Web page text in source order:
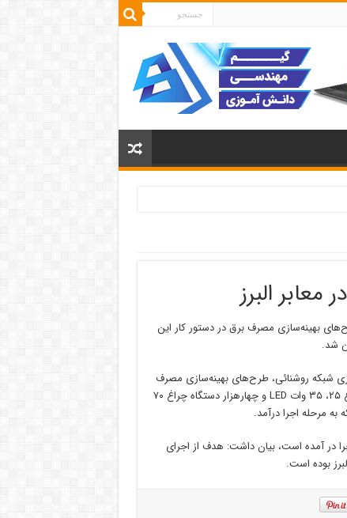
بهینه‌سازی مصرف برق در دستور کار این
شبکه روشنائی، طرح‌های بهینه‌سازی مصرف
انرژی در زمینه اصلاح روشنایی معابر با هدف تعویض ۶ هزار دستگاه چراغ ۲۵، ۳۵ وات LED و چهارهزار دستگاه چراغ ۷۰
مرحله اجرا درآمد.
در آمده است، بیان داشت: هدف از اجرای
بوده است.